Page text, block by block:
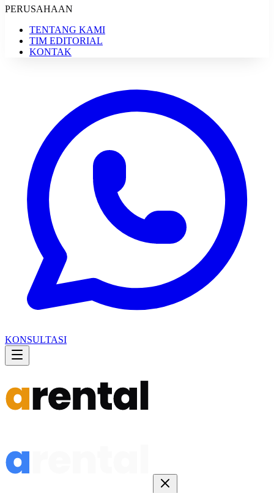
PERUSAHAAN
TENTANG KAMI
TIM EDITORIAL
KONTAK
KONSULTASI